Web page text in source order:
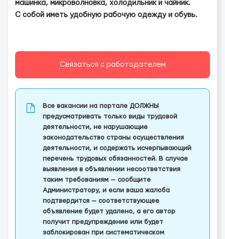
машинка, микроволновка, холодильник и чайник.
С собой иметь удобную рабочую одежду и обувь.
Связаться с работодателем
Все вакансии на портале ДОЛЖНЫ
предусматривать только виды трудовой
деятельности, не нарушающие
законодательство страны осуществления
деятельности, и содержать исчерпывающий
перечень трудовых обязанностей. В случае
выявления в объявлении несоответствия
таким требованиям — сообщите
Администратору, и если ваша жалоба
подтвердится — соответствующее
объявление будет удалено, а его автор
получит предупреждение или будет
заблокирован при систематическом